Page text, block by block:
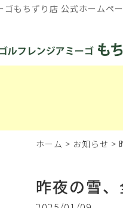
ゴもちずり店 公式ホームペ
ホーム > お知らせ >
昨夜の雪、